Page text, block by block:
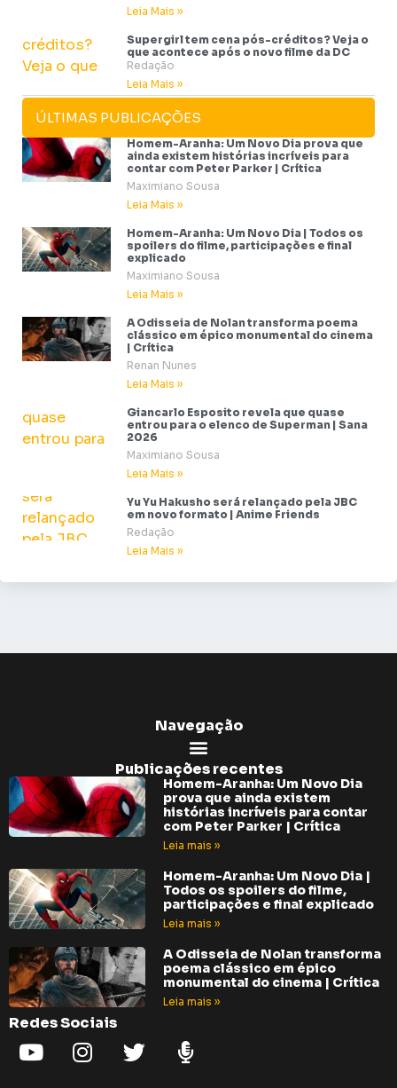
Leia Mais »
Supergirl tem cena pós-créditos? Veja o
que acontece após o novo filme da DC
Redação
Leia Mais »
ÚLTIMAS PUBLICAÇÕES
Homem-Aranha: Um Novo Dia prova que
ainda existem histórias incríveis para
contar com Peter Parker | Crítica
Maximiano Sousa
Leia Mais »
Homem-Aranha: Um Novo Dia | Todos os
spoilers do filme, participações e final
explicado
Maximiano Sousa
Leia Mais »
A Odisseia de Nolan transforma poema
clássico em épico monumental do cinema
| Crítica
Renan Nunes
Leia Mais »
Giancarlo Esposito revela que quase
entrou para o elenco de Superman | Sana
2026
Maximiano Sousa
Leia Mais »
Yu Yu Hakusho será relançado pela JBC
em novo formato | Anime Friends
Redação
Leia Mais »
Navegação
Publicações recentes
Homem-Aranha: Um Novo Dia
prova que ainda existem
histórias incríveis para contar
com Peter Parker | Crítica
Leia mais »
Homem-Aranha: Um Novo Dia |
Todos os spoilers do filme,
participações e final explicado
Leia mais »
A Odisseia de Nolan transforma
poema clássico em épico
monumental do cinema | Crítica
Leia mais »
Redes Sociais